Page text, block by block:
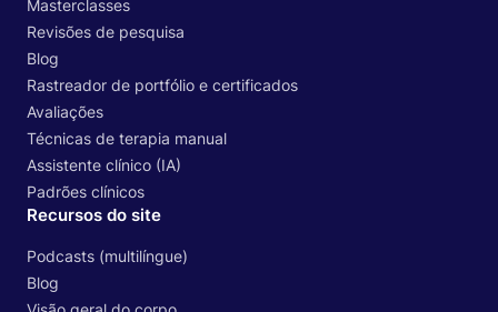
Masterclasses
Revisões de pesquisa
Blog
Rastreador de portfólio e certificados
Avaliações
Técnicas de terapia manual
Assistente clínico (IA)
Padrões clínicos
Recursos do site
Podcasts (multilíngue)
Blog